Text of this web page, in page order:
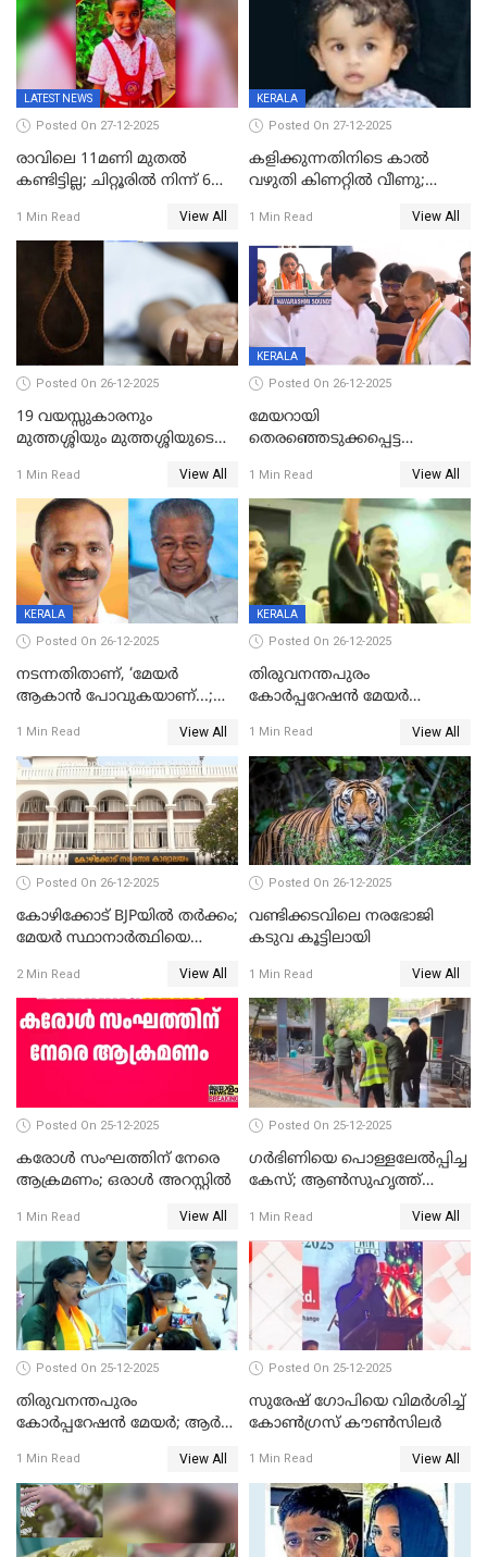
LATEST NEWS
Posted On 27-12-2025
രാവിലെ 11മണി മുതൽ
കണ്ടിട്ടില്ല; ചിറ്റൂരിൽ നിന്ന് 6
1 Min Read View All
KERALA
Posted On 27-12-2025
കളിക്കുന്നതിനിടെ കാൽ
വഴുതി കിണറ്റിൽ വീണു;
ദാരുണാന്ത്യം
1 Min Read View All
Posted On 26-12-2025
19 വയസ്സുകാരനും
മുത്തശ്ശിയും മുത്തശ്ശിയുടെ
മരിച്ചനിലയിൽ
1 Min Read View All
KERALA
Posted On 26-12-2025
മേയറായി
തെരഞ്ഞെടുക്കപ്പെട്ട
ആദ്യ വോട്ട് അസാധു; കണ്ണൂർ
ഡെപ്യൂട്ടി മേയർ സ്ഥാനത്ത്
താഹിറിന് വിജയം
1 Min Read View All
KERALA
Posted On 26-12-2025
നടന്നതിതാണ്, ‘മേയർ
ആകാൻ പോവുകയാണ്...;
മുഖ്യമന്ത്രിയുടെ ഓഫീസ്
തന്നെ വിശദീകരിയ്ക്കുന്നു;
സത്യമിതാണ്
1 Min Read View All
KERALA
Posted On 26-12-2025
തിരുവനന്തപുരം
കോര്‍പ്പറേഷന്‍ മേയര്‍
ഹൈക്കോടതിയിലേക്ക്;
സത്യപ്രതിജ്ഞ ചടങ്ങില്‍
ചട്ടലംഘനമെന്ന് പാർട്ടി
1 Min Read View All
Posted On 26-12-2025
കോഴിക്കോട് BJPയിൽ തർക്കം;
മേയർ സ്ഥാനാർത്ഥിയെ
2 Min Read View All
Posted On 26-12-2025
വണ്ടിക്കടവിലെ നരഭോജി
കടുവ കൂട്ടിലായി
1 Min Read View All
Posted On 25-12-2025
കരോള്‍ സംഘത്തിന് നേരെ
ആക്രമണം; ഒരാള്‍ അറസ്റ്റില്‍
1 Min Read View All
Posted On 25-12-2025
ഗര്‍ഭിണിയെ പൊള്ളലേല്‍പ്പിച്ച
കേസ്; ആണ്‍സുഹൃത്ത്
1 Min Read View All
Posted On 25-12-2025
തിരുവനന്തപുരം
കോര്‍പ്പറേഷന്‍ മേയർ; ആര്‍
1 Min Read View All
Posted On 25-12-2025
സുരേഷ് ഗോപിയെ വിമര്‍ശിച്ച്
കോണ്‍ഗ്രസ് കൗണ്‍സിലര്‍
1 Min Read View All